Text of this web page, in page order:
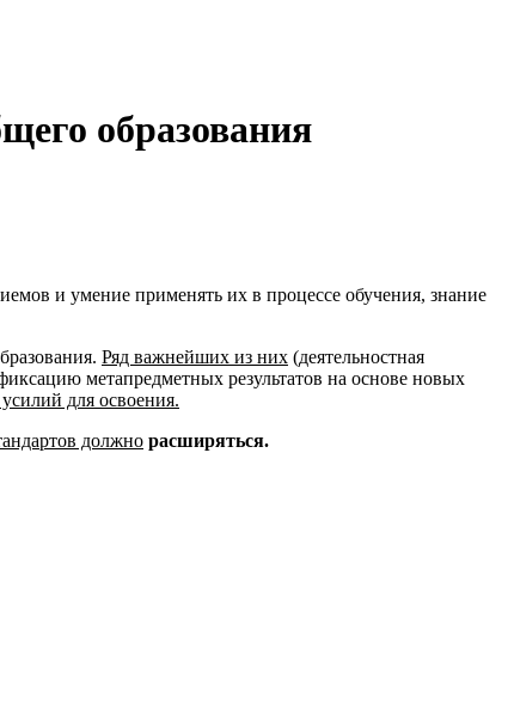
образования
и умение применять их в процессе обучения, знание
Ряд важнейших из них (деятельностная
метапредметных результатов на основе новых
для освоения.
должно расширяться.